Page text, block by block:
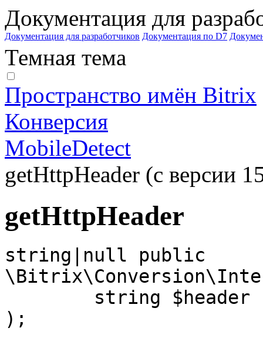
Документация для
Документация для разработчиков Документация по D7
Темная тема
Пространство имён Bitrix
Конверсия
MobileDetect
getHttpHeader (с версии
getHttpHeader
string|null public
);